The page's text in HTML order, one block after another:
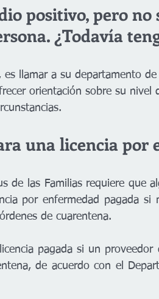
positivo, pero no
¿Todavía
llamar a su departamento
orientación sobre su nivel
una licencia por
de las Familias requiere que
por enfermedad pagada si
de cuarentena.
pagada si un proveedor
de acuerdo con el